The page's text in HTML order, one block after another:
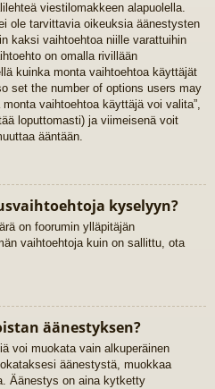
viestilomakkeen alapuolella.
ole tarvittavia oikeuksia äänestysten
kaksi vaihtoehtoa niille varattuihin
on omalla rivillään
kuinka monta vaihtoehtoa käyttäjät
set the number of options users may
vaihtoehtoa käyttäjä voi valita”,
loputtomasti) ja viimeisenä voit
ääntään.
kyselyyn?
on foorumin ylläpitäjän
vaihtoehtoja kuin on sallittu, ota
äänestyksen?
voi muokata vain alkuperäinen
äänestystä, muokkaa
Äänestys on aina kytketty